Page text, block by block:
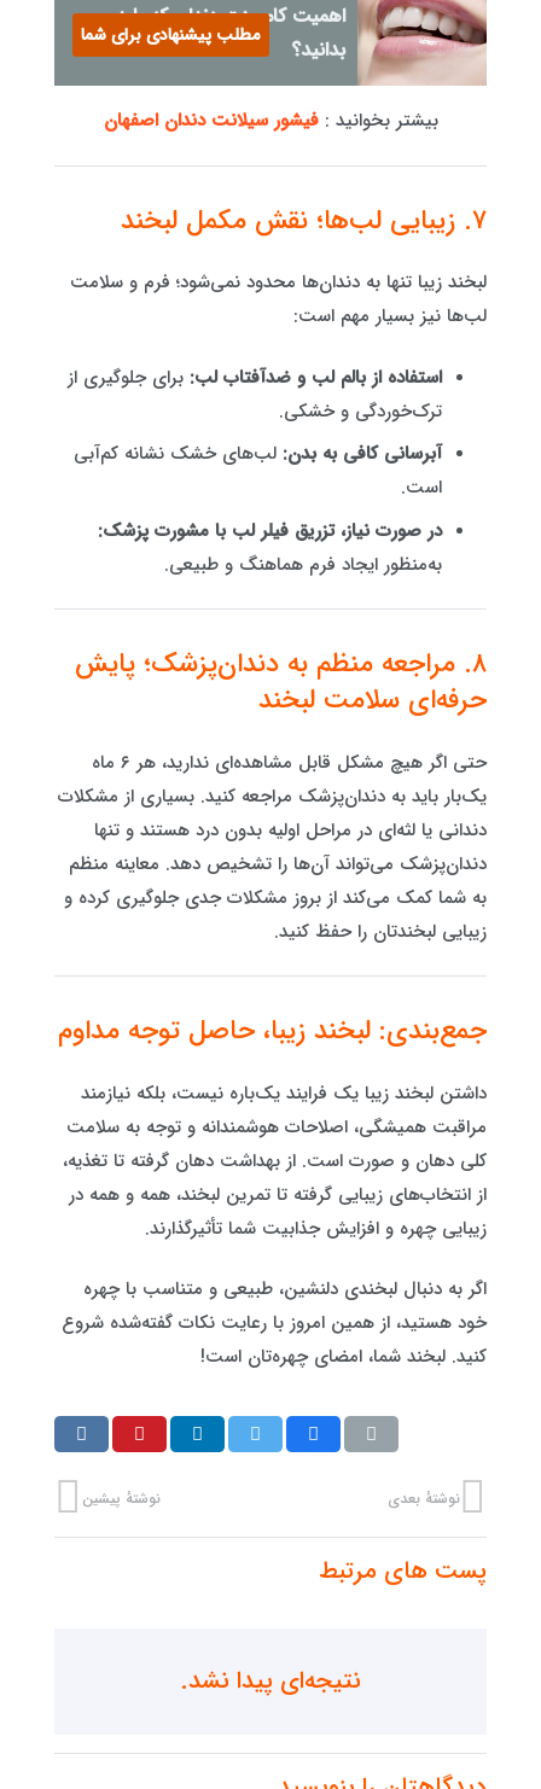
اهمیت کامپوزت دندان که باید
بدانید؟
مطلب پیشنهادی برای شما
بیشتر بخوانید :فیشور سیلانت دندان اصفهان
۷. زیبایی لب‌ها؛ نقش مکمل لبخند
لبخند زیبا تنها به دندان‌ها محدود نمی‌شود؛ فرم و سلامت
لب‌ها نیز بسیار مهم است:
استفاده از بالم لب و ضدآفتاب لب: برای جلوگیری از
ترک‌خوردگی و خشکی.
آبرسانی کافی به بدن: لب‌های خشک نشانه کم‌آبی
است.
در صورت نیاز، تزریق فیلر لب با مشورت پزشک:
به‌منظور ایجاد فرم هماهنگ و طبیعی.
۸. مراجعه منظم به دندان‌پزشک؛ پایش
حرفه‌ای سلامت لبخند
حتی اگر هیچ مشکل قابل مشاهده‌ای ندارید، هر ۶ ماه
یک‌بار باید به دندان‌پزشک مراجعه کنید. بسیاری از مشکلات
دندانی یا لثه‌ای در مراحل اولیه بدون درد هستند و تنها
دندان‌پزشک می‌تواند آن‌ها را تشخیص دهد. معاینه منظم
به شما کمک می‌کند از بروز مشکلات جدی جلوگیری کرده و
زیبایی لبخندتان را حفظ کنید.
جمع‌بندی: لبخند زیبا، حاصل توجه مداوم
داشتن لبخند زیبا یک فرایند یک‌باره نیست، بلکه نیازمند
مراقبت همیشگی، اصلاحات هوشمندانه و توجه به سلامت
کلی دهان و صورت است. از بهداشت دهان گرفته تا تغذیه،
از انتخاب‌های زیبایی گرفته تا تمرین لبخند، همه و همه در
زیبایی چهره و افزایش جذابیت شما تأثیرگذارند.
اگر به دنبال لبخندی دلنشین، طبیعی و متناسب با چهره
خود هستید، از همین امروز با رعایت نکات گفته‌شده شروع
کنید. لبخند شما، امضای چهره‌تان است!
نوشتهٔ پیشین نوشتهٔ بعدی
پست های مرتبط
نتیجه‌ای پیدا نشد.